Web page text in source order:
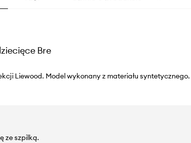
Bre
Liewood. Model wykonany z materiału syntetycznego.
ze szpilką.